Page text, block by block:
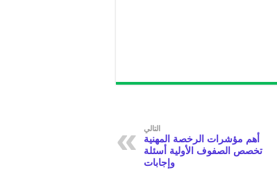
التالي
أهم مؤشرات الرخصة المهنية
تخصص الصفوف الأولية أسئلة
وإجابات